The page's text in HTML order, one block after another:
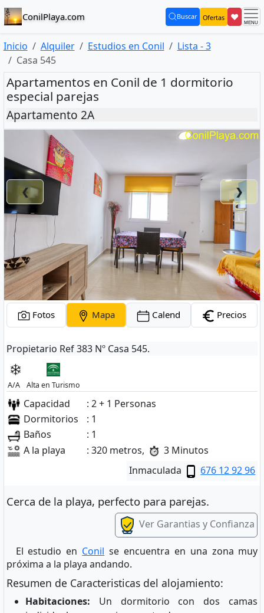
ConilPlaya.com Buscar
(current) Ofertas ❤
Inicio Alquiler Estudios en Conil
Lista - 3
Casa 545
Apartamentos en Conil de 1 dormitorio
especial parejas
Apartamento 2A
❮ ❯
Fotos Mapa Calend Precios
Propietario Ref 383 Nº Casa 545.
A/A Alta en Turismo
Capacidad
: 2 + 1 Personas
Dormitorios
: 1
Baños
: 1
A la playa
: 320 metros,
3 Minutos
Inmaculada
676 12 92 96
Cerca de la playa, perfecto para parejas.
Ver Garantias y Confianza
El estudio en Conil se encuentra en una zona muy
próxima a la playa andando.
Resumen de Caracteristicas del alojamiento:
Habitaciones: Un dormitorio con dos camas